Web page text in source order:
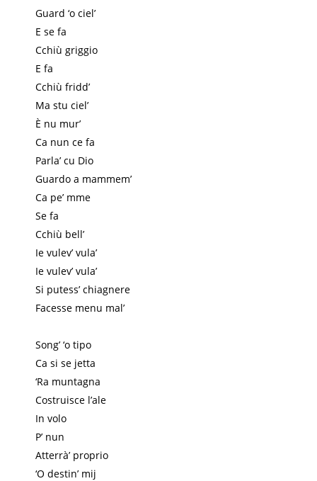
Guard ‘o ciel’
E se fa
Cchiù griggio
E fa
Cchiù fridd’
Ma stu ciel’
È nu mur’
Ca nun ce fa
Parla’ cu Dio
Guardo a mammem’
Ca pe’ mme
Se fa
Cchiù bell’
Ie vulev’ vula’
Ie vulev’ vula’
Si putess’ chiagnere
Facesse menu mal’
Song’ ‘o tipo
Ca si se jetta
‘Ra muntagna
Costruisce l’ale
In volo
P’ nun
Atterrà’ proprio
‘O destin’ mij